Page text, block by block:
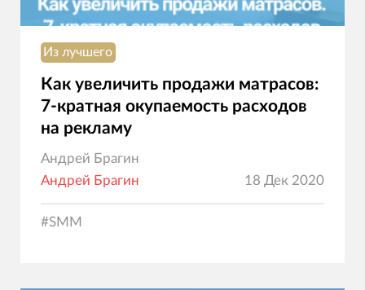
Из лучшего
Как увеличить продажи матрасов:
7-кратная окупаемость расходов
на рекламу
Андрей Брагин
Андрей Брагин
18 Дек 2020
#SMM